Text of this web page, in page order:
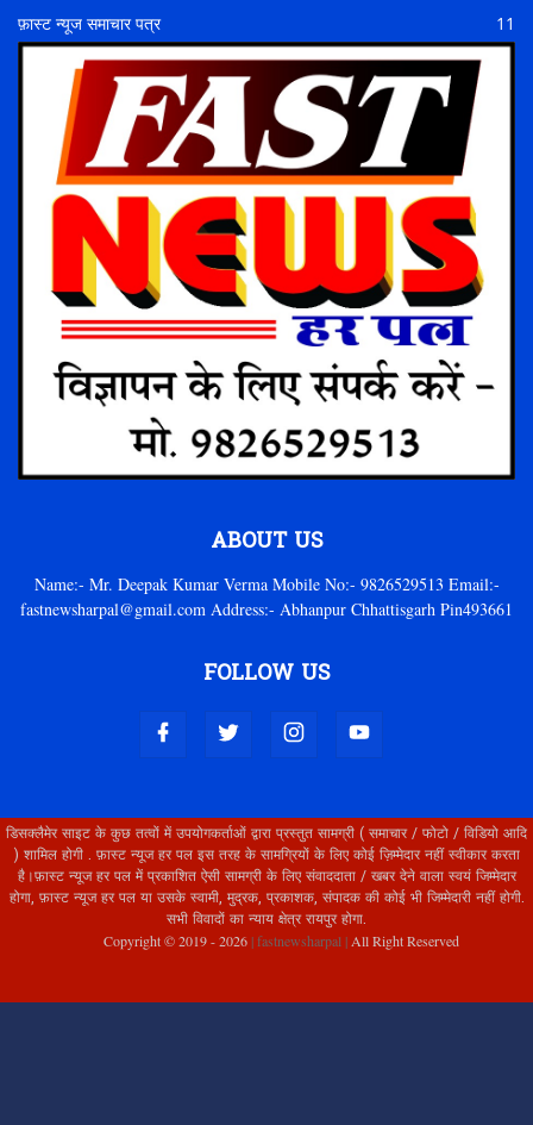
फ़ास्ट न्यूज समाचार पत्र
11
ABOUT US
Name:- Mr. Deepak Kumar Verma Mobile No:- 9826529513 Email:-
fastnewsharpal@gmail.com Address:- Abhanpur Chhattisgarh Pin493661
FOLLOW US
डिसक्लैमेर साइट के कुछ तत्वों में उपयोगकर्ताओं द्वारा प्रस्तुत सामग्री ( समाचार / फोटो / विडियो आदि
) शामिल होगी . फ़ास्ट न्यूज हर पल इस तरह के सामग्रियों के लिए कोई ज़िम्मेदार नहीं स्वीकार करता
है।फ़ास्ट न्यूज हर पल में प्रकाशित ऐसी सामग्री के लिए संवाददाता / खबर देने वाला स्वयं जिम्मेदार
होगा, फ़ास्ट न्यूज हर पल या उसके स्वामी, मुद्रक, प्रकाशक, संपादक की कोई भी जिम्मेदारी नहीं होगी.
सभी विवादों का न्याय क्षेत्र रायपुर होगा.
Copyright © 2019 -2026| fastnewsharpal |All Right Reserved